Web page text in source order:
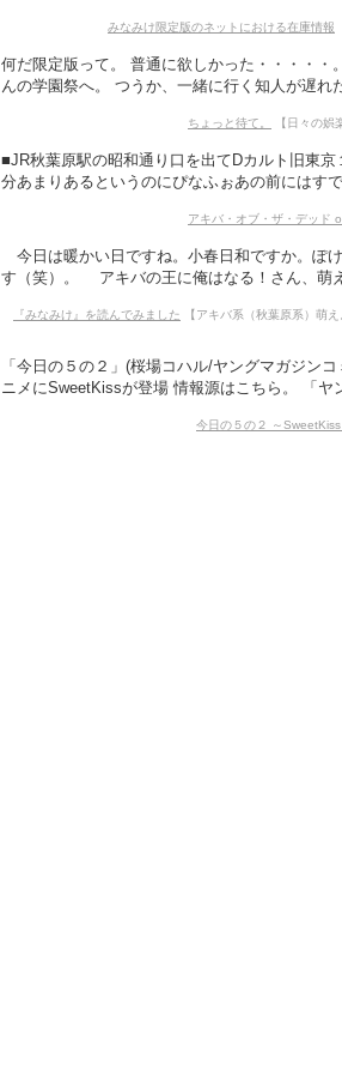
みなみけ限定版のネットにおける在庫情報
何だ限定版って。 普通に欲しかった・・・・・
んの学園祭へ。 つうか、一緒に行く知人が遅
ちょっと待て。 【日々の娯
■JR秋葉原駅の昭和通り口を出てDカルト旧東
分あまりあるというのにぴなふぉあの前にはす
アキバ・オブ・ザ・デッド
今日は暖かい日ですね。小春日和ですか。ぽ
す（笑）。 アキバの王に俺はなる！さん、萌
『みなみけ』を読んでみました 【アキバ系（秋葉原系）萌
「今日の５の２」(桜場コハル/ヤングマガジン
ニメにSweetKissが登場 情報源はこちら。 「ヤ
今日の５の２ ～SweetKiss